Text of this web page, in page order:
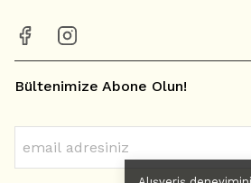
Bültenimize Abone Olun!